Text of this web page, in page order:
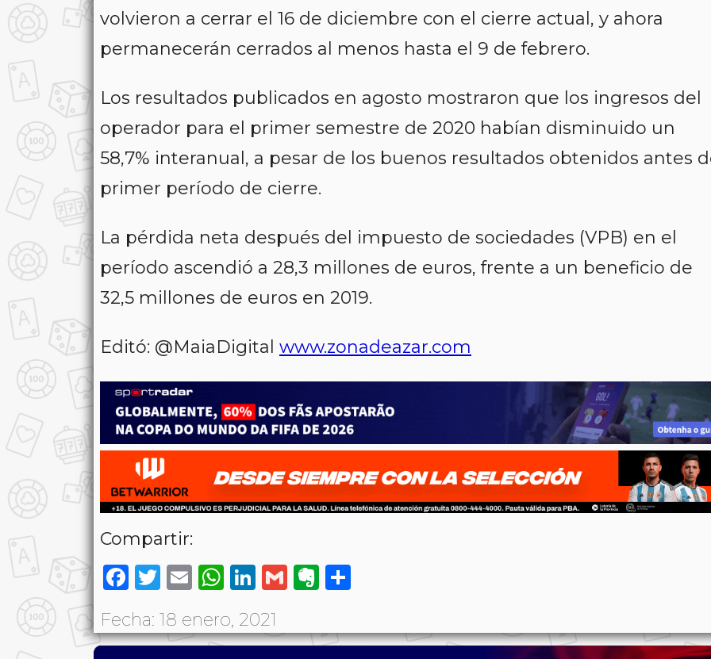
volvieron a cerrar el 16 de diciembre con el cierre actual, y ahora
permanecerán cerrados al menos hasta el 9 de febrero.
Los resultados publicados en agosto mostraron que los ingresos del
operador para el primer semestre de 2020 habían disminuido un
58,7% interanual, a pesar de los buenos resultados obtenidos antes
primer período de cierre.
La pérdida neta después del impuesto de sociedades (VPB) en el
período ascendió a 28,3 millones de euros, frente a un beneficio de
32,5 millones de euros en 2019.
Editó: @MaiaDigital www.zonadeazar.com
Compartir:
Facebook
Twitter
EmailWhatsApp
LinkedIn
GmailEvernote
Fecha: 18 enero, 2021